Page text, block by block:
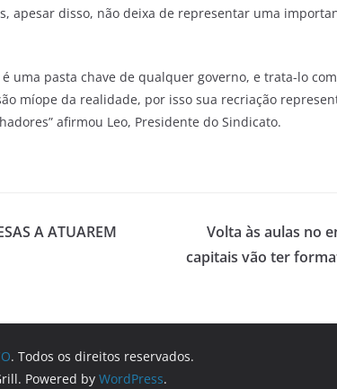
apesar disso, não deixa de representar uma
uma pasta chave de qualquer governo, e trata-lo
míope da realidade, por isso sua recriação
afirmou Leo, Presidente do Sindicato.
A ATUAREM
Volta às aulas no
capitais vão ter
. Todos os direitos reservados.
Powered by WordPress.